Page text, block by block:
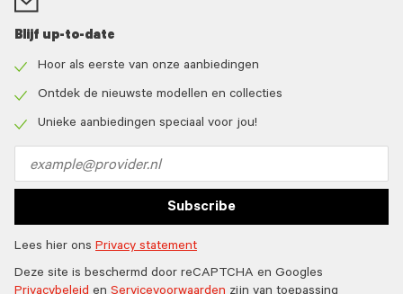
Blijf up-to-date
icon
Hoor als eerste van onze aanbiedingen
icon
Ontdek de nieuwste modellen en collecties
Unieke aanbiedingen speciaal voor jou!
address
Subscribe
Lees hier ons Privacy statement
Deze site is beschermd door reCAPTCHA en Googles